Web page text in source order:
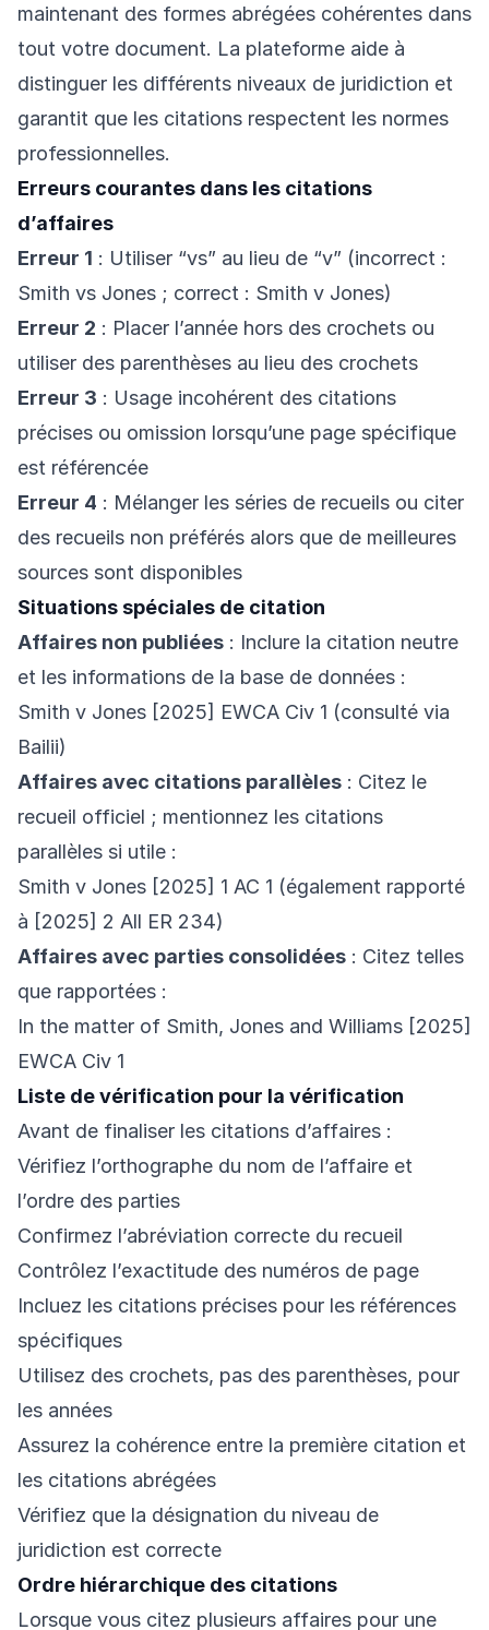
maintenant des formes abrégées cohérentes dans
tout votre document. La plateforme aide à
distinguer les différents niveaux de juridiction et
garantit que les citations respectent les normes
professionnelles.
Erreurs courantes dans les citations
d’affaires
Erreur 1 : Utiliser “vs” au lieu de “v” (incorrect :
Smith vs Jones ; correct : Smith v Jones)
Erreur 2 : Placer l’année hors des crochets ou
utiliser des parenthèses au lieu des crochets
Erreur 3 : Usage incohérent des citations
précises ou omission lorsqu’une page spécifique
est référencée
Erreur 4 : Mélanger les séries de recueils ou citer
des recueils non préférés alors que de meilleures
sources sont disponibles
Situations spéciales de citation
Affaires non publiées : Inclure la citation neutre
et les informations de la base de données :
Smith v Jones [2025] EWCA Civ 1 (consulté via
Bailii)
Affaires avec citations parallèles : Citez le
recueil officiel ; mentionnez les citations
parallèles si utile :
Smith v Jones [2025] 1 AC 1 (également rapporté
à [2025] 2 All ER 234)
Affaires avec parties consolidées : Citez telles
que rapportées :
In the matter of Smith, Jones and Williams [2025]
EWCA Civ 1
Liste de vérification pour la vérification
Avant de finaliser les citations d’affaires :
Vérifiez l’orthographe du nom de l’affaire et
l’ordre des parties
Confirmez l’abréviation correcte du recueil
Contrôlez l’exactitude des numéros de page
Incluez les citations précises pour les références
spécifiques
Utilisez des crochets, pas des parenthèses, pour
les années
Assurez la cohérence entre la première citation et
les citations abrégées
Vérifiez que la désignation du niveau de
juridiction est correcte
Ordre hiérarchique des citations
Lorsque vous citez plusieurs affaires pour une